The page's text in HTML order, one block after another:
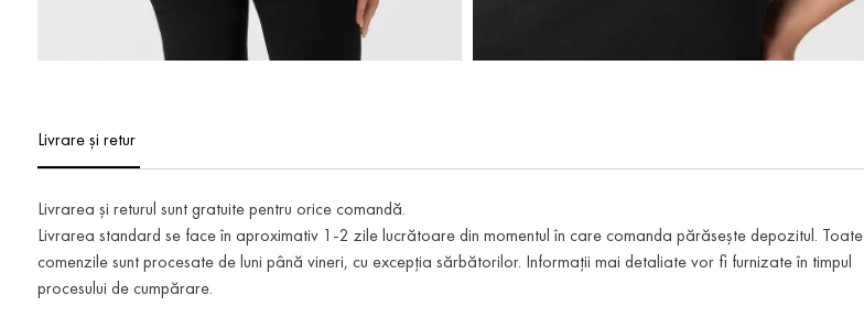
Livrare și retur
Livrarea și returul sunt gratuite pentru orice comandă.
Livrarea standard se face în aproximativ 1-2 zile lucrătoare din momentul în care comanda părăsește depozitul. Toate
comenzile sunt procesate de luni până vineri, cu excepția sărbătorilor. Informații mai detaliate vor fi furnizate în timpul
procesului de cumpărare.